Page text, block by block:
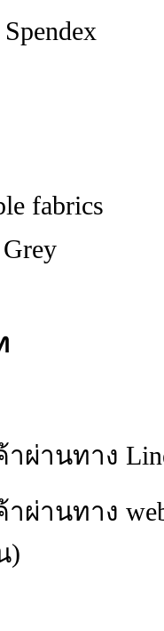
fabrics
ผ่านทาง
ผ่านทาง
)